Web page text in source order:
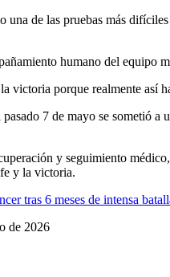
de las pruebas más
humano del equipo
victoria porque realmente así
7 de mayo se sometió a
y seguimiento
y la victoria.
tras 6 meses de intensa
de 2026